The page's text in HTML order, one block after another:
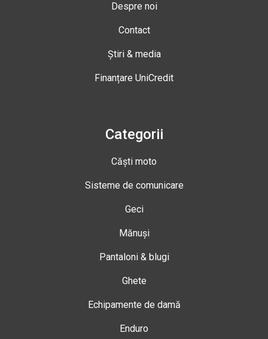
Despre noi
Contact
Știri & media
Finanțare UniCredit
Categorii
Căști moto
Sisteme de comunicare
Geci
Mănuși
Pantaloni & blugi
Ghete
Echipamente de damă
Enduro